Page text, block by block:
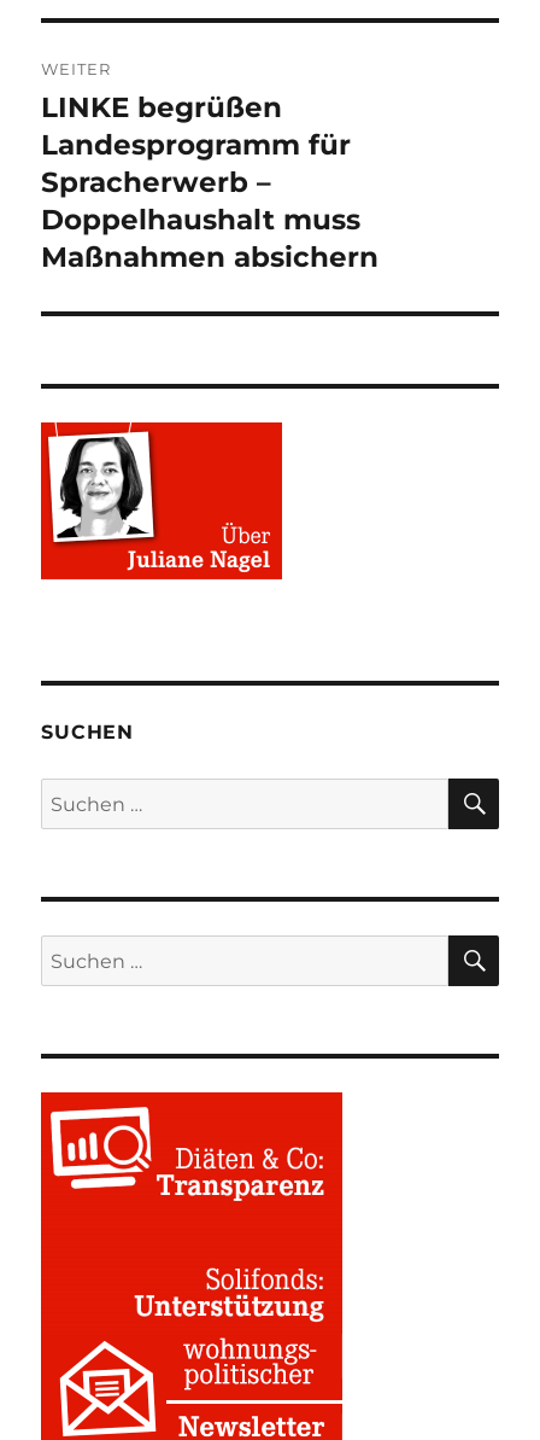
WEITER
Nächster
Beitrag:
LINKE begrüßen
Landesprogramm für
Spracherwerb –
Doppelhaushalt muss
Maßnahmen absichern
SUCHEN
Suchen
nach:
Suchen
nach: